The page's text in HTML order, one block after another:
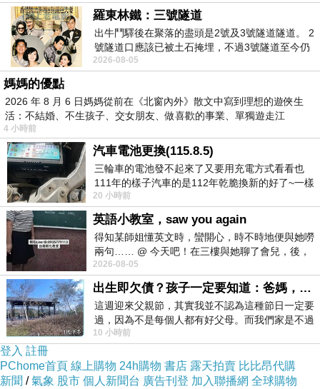
凱皓，五大FIRST型男共同見證潮流級刮鬍神器
上市
五大跨界型男夢幻合體！王ADEN、許凱皓及咪
咪蛋、奇軒、A-Che大讚舒適第一把刮鬍刀
舒適牌Schick作為台灣刮鬍刀的領導品牌，今(6)
日重磅推出劃世代新品「舒適Schick FIRST
TOKYO第一把刮鬍刀」，特別跨界邀請五大領
域第一型男，千禧R&B唱跳歌手王ADEN、台灣
舞王許凱皓、電競圈型男咪咪蛋、千萬Youtuber
奇軒及徒步旅遊型男A-Che夢幻合體，現場五大
FIRST型男不僅身穿同刮鬍刀的時尚配色，現場
更直接暢聊過往刮鬍趣事，紛紛大讚舒適第一把
刮鬍刀真的超級好用！「舒適第一把刮鬍刀」專
為Z世代刮鬍入門者設計，特別配備4刀片加安全
護膚隔離網，安全度大幅提升，成份更以年輕人
的膚況為基底，添加不易長痘的木瓜精華及珍珠
複合物，對肌膚零負擔，外型更以時尚的五色加
霧面質感，直接鎖定Z世代的消費偏好，「舒適
羅東林鐵：三號隧道
出牛鬥驛後在聚落的盡頭是2號及3號隧道隧道。 2
號隧道口應該已被土石掩埋，不過3號隧道至今仍
存在。從台7丙牛鬥橋上往左岸上游方
2026-08-05
媽媽的優點
2026 年 8 月 6 日媽媽從前在《北窗內外》散文中寫到理想的遊俠生
活：不結婚、不生孩子、交女朋友、做喜歡的事業、單獨遊走江
湖⋯⋯，
4 小時前
汽車電池更換(115.8.5)
三輪車的電池發不起來了又要用充電方式看看也
111年的樣子汽車的是112年乾脆換新的好了~一樣
在阿炮電池買的漲了一百多塊吧
20 小時前
英語小教室，saw you again
得知某師姐懂英文時，蠻開心，時不時地便與她嘮
兩句…… @ 今天吧！在三樓與她聊了會兒，後，
下二樓居然又撞到她，於是
2026-08-05
出生即欠債？孩子一定要知道：爸媽，其實我不欠你們
這週迎來父親節，其實我並不認為這種節日一定要
過，因為不是每個人都有好父母。而我們家是不過
節的，平時也沒什麼儀式感，生活趨近冷
10 小時前
登入 註冊
PChome首頁 線上購物 24h購物 書店 露天拍賣 比比昂代購
新聞 /氣象 股市 個人新聞台 廣告刊登 加入聯播網 全球購物